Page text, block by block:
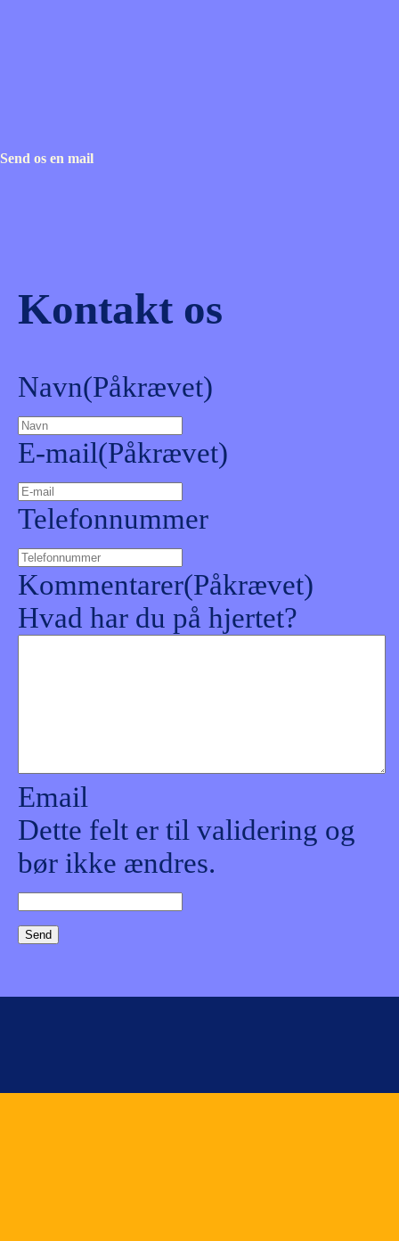
Send os en mail
Kontakt os
Navn(Påkrævet)
E-mail(Påkrævet)
Telefonnummer
Kommentarer(Påkrævet)
Hvad har du på hjertet?
Email
Dette felt er til validering og
bør ikke ændres.